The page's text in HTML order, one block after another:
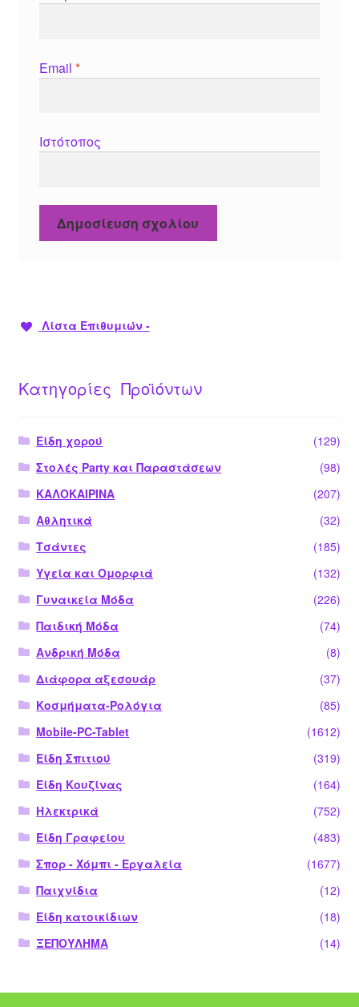
Email *
Ιστότοπος
Λίστα Επιθυμιών -
Κατηγορίες Προϊόντων
Είδη χορού
(129)
Στολές Party και Παραστάσεων
(98)
ΚΑΛΟΚΑΙΡΙΝΑ
(207)
Αθλητικά
(32)
Τσάντες
(185)
Υγεία και Ομορφιά
(132)
Γυναικεία Μόδα
(226)
Παιδική Μόδα
(74)
Ανδρική Μόδα
(8)
Διάφορα αξεσουάρ
(37)
Κοσμήματα-Ρολόγια
(85)
Mobile-PC-Tablet
(1612)
Είδη Σπιτιού
(319)
Είδη Κουζίνας
(164)
Ηλεκτρικά
(752)
Είδη Γραφείου
(483)
Σπορ - Χόμπι - Εργαλεία
(1677)
Παιχνίδια
(12)
Είδη κατοικίδιων
(18)
ΞΕΠΟΥΛΗΜΑ
(14)